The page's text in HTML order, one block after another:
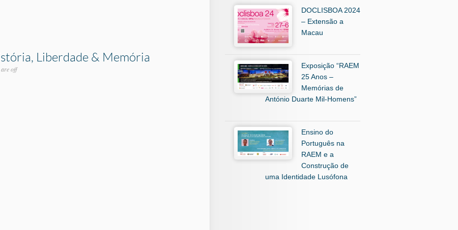
Liberdade & Memória
are off
DOCLISBOA 2024
– Extensão a
Macau
Exposição “RAEM
25 Anos –
Memórias de
António Duarte Mil-Homens”
Ensino do
Português na
RAEM e a
Construção de
uma Identidade Lusófona